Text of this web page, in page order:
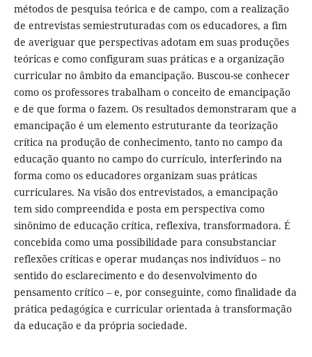
métodos de pesquisa teórica e de campo, com a realização
de entrevistas semiestruturadas com os educadores, a fim
de averiguar que perspectivas adotam em suas produções
teóricas e como configuram suas práticas e a organização
curricular no âmbito da emancipação. Buscou-se conhecer
como os professores trabalham o conceito de emancipação
e de que forma o fazem. Os resultados demonstraram que a
emancipação é um elemento estruturante da teorização
crítica na produção de conhecimento, tanto no campo da
educação quanto no campo do currículo, interferindo na
forma como os educadores organizam suas práticas
curriculares. Na visão dos entrevistados, a emancipação
tem sido compreendida e posta em perspectiva como
sinônimo de educação crítica, reflexiva, transformadora. É
concebida como uma possibilidade para consubstanciar
reflexões críticas e operar mudanças nos indivíduos – no
sentido do esclarecimento e do desenvolvimento do
pensamento crítico – e, por conseguinte, como finalidade da
prática pedagógica e curricular orientada à transformação
da educação e da própria sociedade.